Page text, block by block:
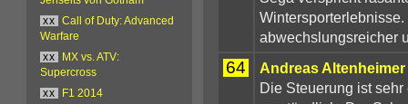
abwechslungsreicher
64 Andreas Altenheimer
Die Steuerung ist
xx
Call of Duty: Advanced
Warfare
xx
MX vs. ATV:
Supercross
xx
F1 2014